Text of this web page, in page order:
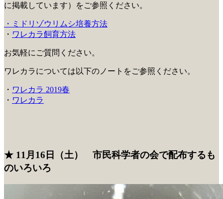
に掲載しています）をご参照ください。
・ミドリゾウリムシ培養方法
・ ワレカラ飼育方法
お気軽にご質問ください。
ワレカラについては以下のノートをご参照ください。
・ ワレカラ 2019春
・ ワレカラ
★ 11月16日（土） 市民科学者の会で配布するも
のいろいろ